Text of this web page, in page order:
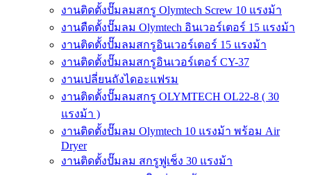
งานติดตั้งปั๊มลมสกรู Olymtech Screw 10 แรงม้า
งานตืดตั้งปั๊มลม Olymtech อินเวอร์เตอร์ 15 แรงม้า
งานติดตั้งปั๊มลมสกรูอินเวอร์เตอร์ 15 แรงม้า
งานติดตั้งปั๊มลมสกรูอินเวอร์เตอร์ CY-37
งานเปลี่ยนถังไดอะแฟรม
งานติดตั้งปั๊มลมสกรู OLYMTECH OL22-8 ( 30
แรงม้า )
งานติดตั้งปั๊มลม Olymtech 10 แรงม้า พร้อม Air
Dryer
งานติดตั้งปั๊มลม สกรูฟูเช็ง 30 แรงม้า